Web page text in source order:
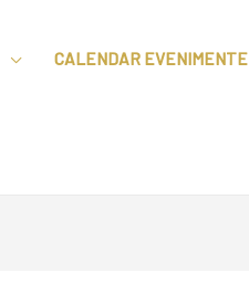
CALENDAR EVENIMENTE